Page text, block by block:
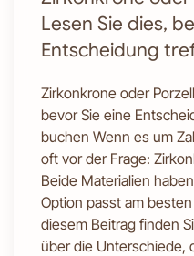
Lesen Sie dies,
Entscheidung
Zirkonkrone oder
bevor Sie eine
buchen Wenn es um
oft vor der Frage:
Beide Materialien
Option passt am
diesem Beitrag finden
über die Unterschiede,